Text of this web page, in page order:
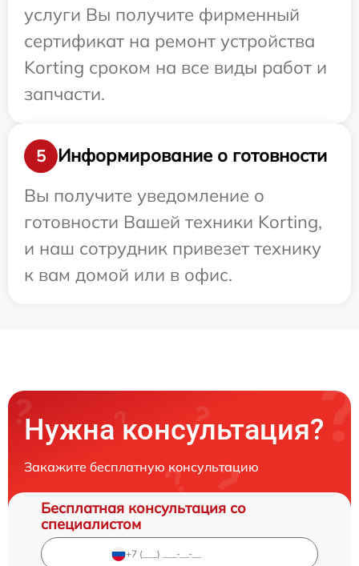
услуги Вы получите фирменный
сертификат на ремонт устройства
Korting сроком на все виды работ и
запчасти.
5
Информирование о готовности
Вы получите уведомление о
готовности Вашей техники Korting,
и наш сотрудник привезет технику
к вам домой или в офис.
Нужна консультация?
Закажите бесплатную консультацию
Бесплатная консультация со
специалистом